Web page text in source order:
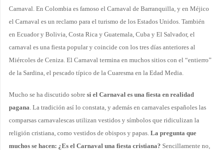
Carnaval. En Colombia es famoso el Carnaval de Barranquilla, y en Méjico
el Carnaval es un reclamo para el turismo de los Estados Unidos. También
en Ecuador y Bolivia, Costa Rica y Guatemala, Cuba y El Salvador, el
carnaval es una fiesta popular y coincide con los tres días anteriores al
Miércoles de Ceniza. El Carnaval termina en muchos sitios con el “entierro”
de la Sardina, el pescado típico de la Cuaresma en la Edad Media.
Mucho se ha discutido sobre si el Carnaval es una fiesta en realidad
pagana. La tradición así lo constata, y además en carnavales españoles las
comparsas carnavalescas utilizan vestidos y símbolos que ridiculizan la
religión cristiana, como vestidos de obispos y papas. La pregunta que
muchos se hacen: ¿Es el Carnaval una fiesta cristiana? Sencillamente no,